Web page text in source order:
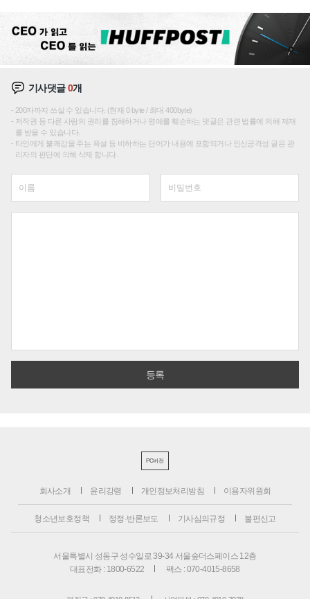
기사댓글0개
200자까지 쓰실 수 있습니다. (현재 0 byte / 최대 400byte)
저작권 등 다른 사람의 권리를 침해하거나 명예를 훼손하는 댓글은 관련 법률에 의해 제재
를 받을 수 있습니다.
타인에게 불쾌감을 주는 욕설 등 비하하는 단어가 내용에 포함되거나 인신공격성 글은 관
리자의 판단에 의해 삭제 합니다.
PC버전
회사소개 윤리강령 개인정보처리방침 이용자위원회
청소년보호정책 정정·반론보도 기사심의규정 불편신고
서울특별시 성동구 성수일로 39-34 서울숲더스페이스 12층
대표전화 : 1800-6522
팩스 : 070-4015-8658